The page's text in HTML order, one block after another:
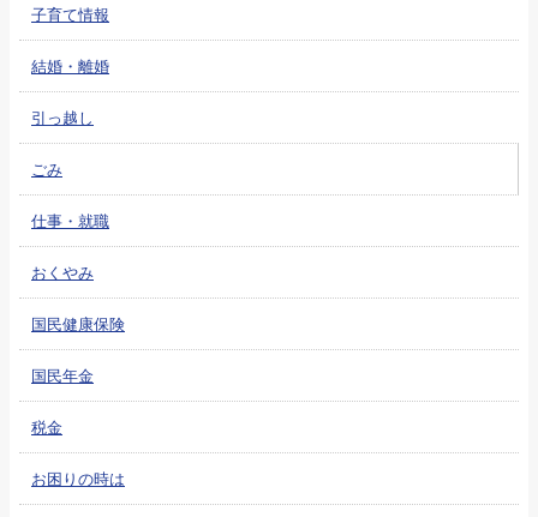
子育て情報
結婚・離婚
引っ越し
ごみ
仕事・就職
おくやみ
国民健康保険
国民年金
税金
お困りの時は